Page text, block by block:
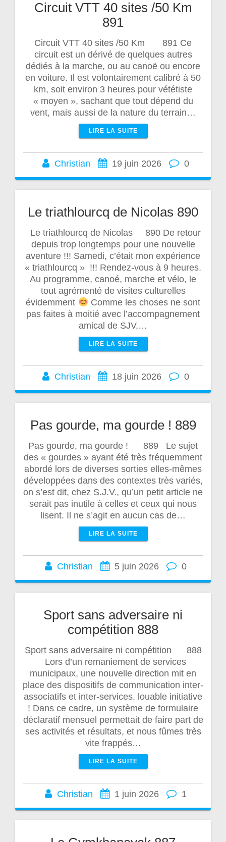
Circuit VTT 40 sites /50 Km
891
Circuit VTT 40 sites /50 Km 891 Ce
circuit est un dérivé de quelques autres
dédiés à la marche, ou au canoë ou encore
en voiture. Il est volontairement calibré à 50
km, soit environ 3 heures pour vététiste
« moyen », sachant que tout dépend du
vent, mais aussi de la nature du terrain…
LIRE LA SUITE
Christian 19 juin 2026 0
Le triathlourcq de Nicolas 890
Le triathlourcq de Nicolas 890 De retour
depuis trop longtemps pour une nouvelle
aventure !!! Samedi, c’était mon expérience
« triathlourcq » !!! Rendez-vous à 9 heures.
Au programme, canoé, marche et vélo, le
tout agrémenté de visites culturelles
évidemment
Comme les choses ne sont
pas faites à moitié avec l’accompagnement
amical de SJV,…
LIRE LA SUITE
Christian 18 juin 2026 0
Pas gourde, ma gourde ! 889
Pas gourde, ma gourde ! 889 Le sujet
des « gourdes » ayant été très fréquemment
abordé lors de diverses sorties elles-mêmes
développées dans des contextes très variés,
on s’est dit, chez S.J.V., qu’un petit article ne
serait pas inutile à celles et ceux qui nous
lisent. Il ne s’agit en aucun cas de…
LIRE LA SUITE
Christian 5 juin 2026 0
Sport sans adversaire ni
compétition 888
Sport sans adversaire ni compétition 888
Lors d’un remaniement de services
municipaux, une nouvelle direction mit en
place des dispositifs de communication inter-
associatifs et inter-services, louable initiative
! Dans ce cadre, un système de formulaire
déclaratif mensuel permettait de faire part de
ses activités et résultats, et nous fûmes très
vite frappés…
LIRE LA SUITE
Christian 1 juin 2026 1